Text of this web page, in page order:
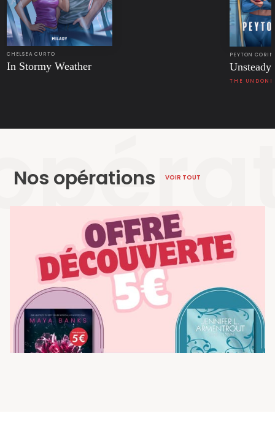
CHELSEA CURTO
In Stormy Weather
PEYTON
Unsteady
THE UNDONE
Nos opérations VOIR TOUT